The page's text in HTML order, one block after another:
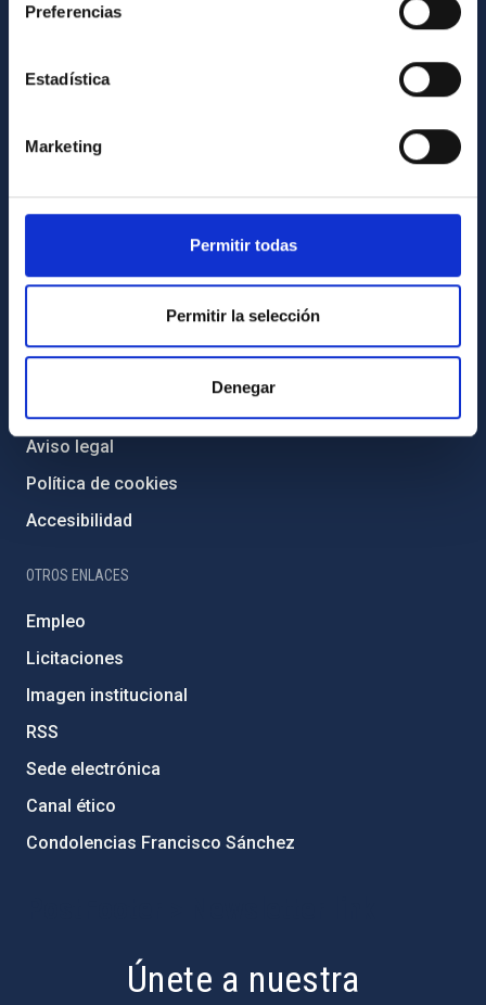
Preferencias
Estadística
Marketing
Permitir todas
Permitir la selección
Denegar
Código ético y política antifraude
Forever IAC
Proyectos institucionales
Financiación externa
Programa Severo Ochoa
Amigos del IAC
Aviso legal
Política de cookies
Accesibilidad
OTROS ENLACES
Empleo
Licitaciones
Imagen institucional
RSS
Sede electrónica
Canal ético
Condolencias Francisco Sánchez
Únete a nuestra